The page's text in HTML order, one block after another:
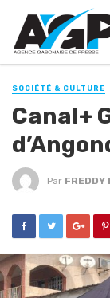
SOCIÉTÉ & CULTURE
Canal+
Par FREDDY